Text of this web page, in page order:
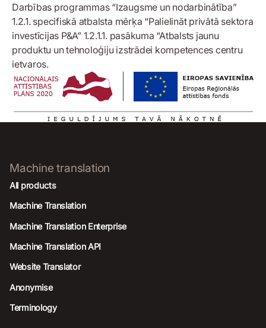
Darbības programmas “Izaugsme un nodarbinātība”
1.2.1. specifiskā atbalsta mērķa “Palielināt privātā sektora
investīcijas P&A” 1.2.1.1. pasākuma “Atbalsts jaunu
produktu un tehnoloģiju izstrādei kompetences centru
ietvaros.
Machine translation
All products
Machine Translation
Machine Translation Enterprise
Machine Translation API
Website Translator
Anonymise
Terminology